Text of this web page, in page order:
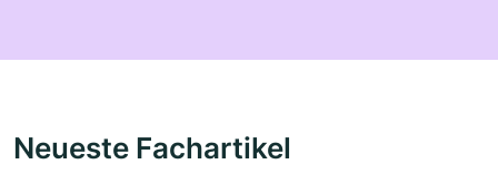
Neueste Fachartikel